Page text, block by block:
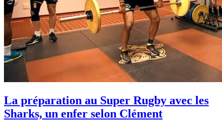
La préparation au Super Rugby avec les
Sharks, un enfer selon Clément